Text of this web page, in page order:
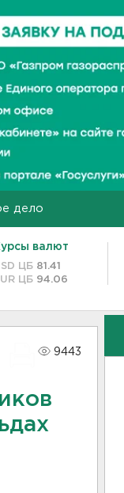
дело
валют
ЦБ 81.41
ЦБ 94.06
9443